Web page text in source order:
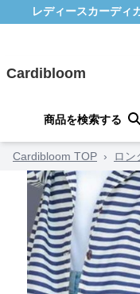
レディースカーディ
Cardibloom
商品を検索する
Cardibloom TOP › ロン